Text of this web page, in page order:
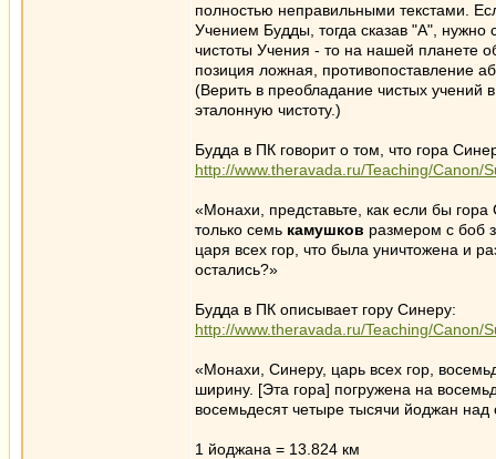
полностью неправильными текстами.
Учением Будды, тогда сказав "А",
чистоты Учения - то на нашей планете
позиция ложная, противопоставление
(Верить в преобладание чистых учений
эталонную чистоту.)
Будда в ПК говорит о том, что гора
http://www.theravada.ru/Teaching/Canon/
«Монахи, представьте, как если бы
только семь камушков размером с боб
царя всех гор, что была уничтожена и
остались?»
Будда в ПК описывает гору Синеру:
http://www.theravada.ru/Teaching/Canon/
«Монахи, Синеру, царь всех гор,
ширину. [Эта гора] погружена на
восемьдесят четыре тысячи йоджан над
1 йоджана = 13.824 км